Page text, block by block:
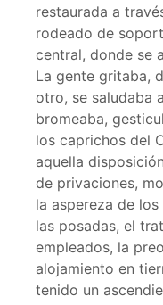
restaurada a
rodeado de
central, donde se
La gente gritaba,
otro, se saludaba
bromeaba,
los caprichos del
aquella
de privaciones,
la aspereza de
las posadas, el
empleados, la
alojamiento en
tenido un